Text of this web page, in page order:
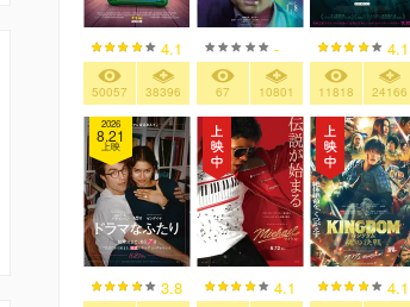
4.1
50057 38396
-
67 10801
4.1
11818 24166
2026
8.21
上映
3.8 4.1 4.1